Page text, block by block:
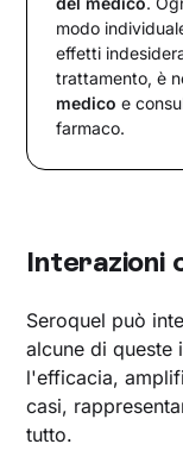
modo
effetti
trattamento, è
medico e
farmaco.
Interazioni
Seroquel può
alcune di queste
l'efficacia,
casi,
tutto.